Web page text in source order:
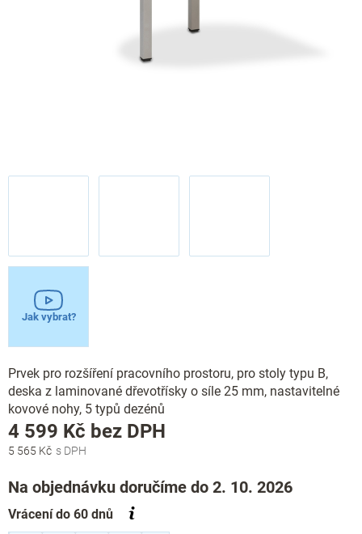
Jak vybrat?
Prvek pro rozšíření pracovního prostoru, pro stoly typu B,
deska z laminované dřevotřísky o síle 25 mm, nastavitelné
kovové nohy, 5 typů dezénů
5 565 Kč
4 599 Kč bez DPH
Na objednávku doručíme do 2. 10. 2026
Vrácení do 60 dnů